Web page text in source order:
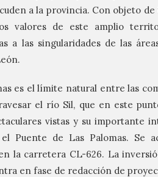
a la provincia. Con objeto
valores de este amplio
a las singularidades de las
es el límite natural entre las
el río Sil, que en este
vistas y su importante
Puente de Las Palomas. Se
la carretera CL-626. La
en fase de redacción de